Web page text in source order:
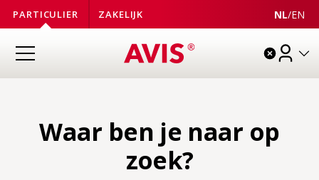
PARTICULIER ZAKELIJK NL/EN
Waar ben je naar op
zoek?